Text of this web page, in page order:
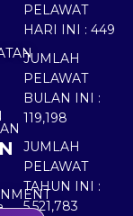
PELAWAT
HARI INI : 449
JUMLAH
PELAWAT
BULAN INI :
119,198
JUMLAH
PELAWAT
TAHUN INI :
5,521,783